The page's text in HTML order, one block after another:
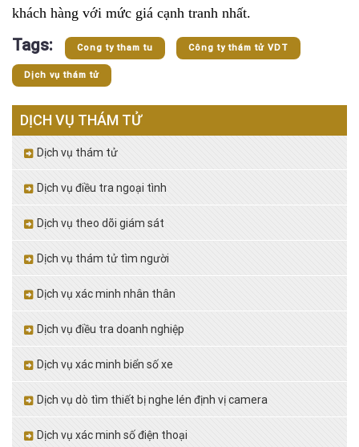
khách hàng với mức giá cạnh tranh nhất.
Tags: Cong ty tham tu Công ty thám tử VDT
Dịch vụ thám tử
DỊCH VỤ THÁM TỬ
Dịch vụ thám tử
Dịch vụ điều tra ngoại tình
Dịch vụ theo dõi giám sát
Dịch vụ thám tử tìm người
Dịch vụ xác minh nhân thân
Dịch vụ điều tra doanh nghiệp
Dịch vụ xác minh biển số xe
Dịch vụ dò tìm thiết bị nghe lén định vị camera
Dịch vụ xác minh số điện thoại